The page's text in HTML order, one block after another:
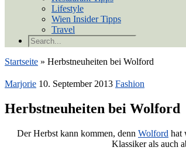
Lifestyle
Wien Insider Tipps
Travel
Startseite » Herbstneuheiten bei Wolford
Marjorie 10. September 2013 Fashion
Herbstneuheiten bei Wolford
Der Herbst kann kommen, dennWolford hat
Klassiker als auch